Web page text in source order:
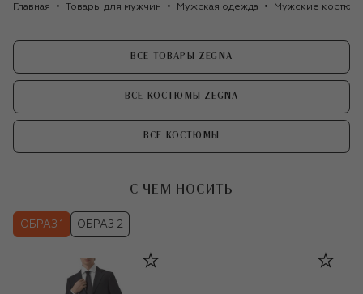
Главная Товары для мужчин Мужская одежда Мужские
ВСЕ ТОВАРЫ ZEGNA
ВСЕ КОСТЮМЫ ZEGNA
ВСЕ КОСТЮМЫ
С ЧЕМ НОСИТЬ
ОБРАЗ 1 ОБРАЗ 2